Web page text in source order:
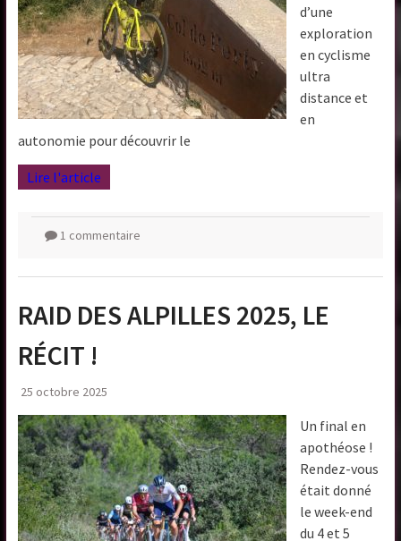
d’une
exploration
en cyclisme
ultra
distance et
en
autonomie pour découvrir le
Lire l'article
1 commentaire
RAID DES ALPILLES 2025, LE
RÉCIT !
25 octobre 2025
Un final en
apothéose !
Rendez-vous
était donné
le week-end
du 4 et 5